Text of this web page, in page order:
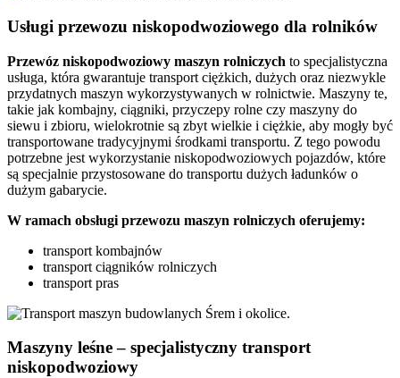
Usługi przewozu niskopodwoziowego dla rolników
Przewóz niskopodwoziowy maszyn rolniczych to specjalistyczna
usługa, która gwarantuje transport ciężkich, dużych oraz niezwykle
przydatnych maszyn wykorzystywanych w rolnictwie. Maszyny te,
takie jak kombajny, ciągniki, przyczepy rolne czy maszyny do
siewu i zbioru, wielokrotnie są zbyt wielkie i ciężkie, aby mogły być
transportowane tradycyjnymi środkami transportu. Z tego powodu
potrzebne jest wykorzystanie niskopodwoziowych pojazdów, które
są specjalnie przystosowane do transportu dużych ładunków o
dużym gabarycie.
W ramach obsługi przewozu maszyn rolniczych oferujemy:
transport kombajnów
transport ciągników rolniczych
transport pras
Maszyny leśne – specjalistyczny transport
niskopodwoziowy